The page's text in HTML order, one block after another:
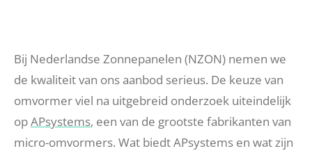
Bij Nederlandse Zonnepanelen (NZON) nemen we
de kwaliteit van ons aanbod serieus. De keuze van
omvormer viel na uitgebreid onderzoek uiteindelijk
opAPsystems, een van de grootste fabrikanten van
micro-omvormers. Wat biedt APsystems en wat zijn